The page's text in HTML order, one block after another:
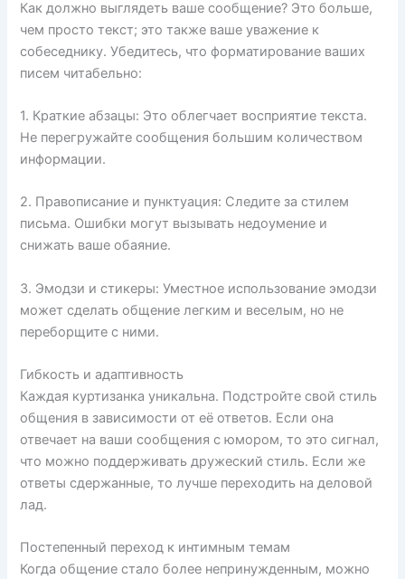
Как должно выглядеть ваше сообщение? Это больше,
чем просто текст; это также ваше уважение к
собеседнику. Убедитесь, что форматирование ваших
писем читабельно:
1. Краткие абзацы: Это облегчает восприятие текста.
Не перегружайте сообщения большим количеством
информации.
2. Правописание и пунктуация: Следите за стилем
письма. Ошибки могут вызывать недоумение и
снижать ваше обаяние.
3. Эмодзи и стикеры: Уместное использование эмодзи
может сделать общение легким и веселым, но не
переборщите с ними.
Гибкость и адаптивность
Каждая куртизанка уникальна. Подстройте свой стиль
общения в зависимости от её ответов. Если она
отвечает на ваши сообщения с юмором, то это сигнал,
что можно поддерживать дружеский стиль. Если же
ответы сдержанные, то лучше переходить на деловой
лад.
Постепенный переход к интимным темам
Когда общение стало более непринужденным, можно